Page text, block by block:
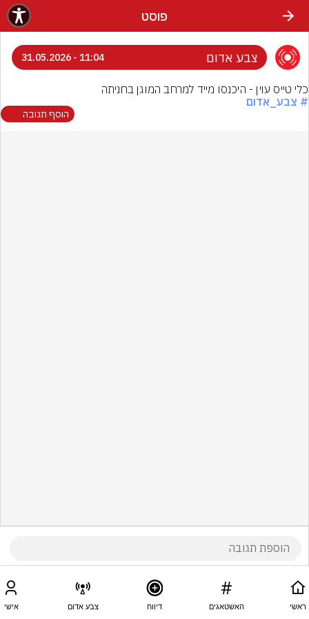
פוסט
צבע אדום 11:04 - 31.05.2026
כלי טייס עוין - היכנסו מייד למרחב המוגן בחניתה
# צבע_אדום
הוסף תגובה
ראשי האשטאגים דיווח צבע אדום אישי